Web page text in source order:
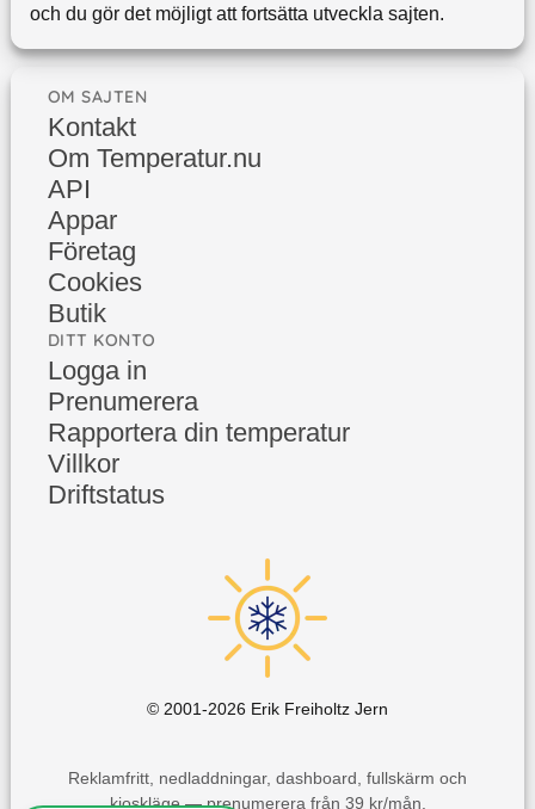
och du gör det möjligt att fortsätta utveckla sajten.
OM SAJTEN
Kontakt
Om Temperatur.nu
API
Appar
Företag
Cookies
Butik
DITT KONTO
Logga in
Prenumerera
Rapportera din temperatur
Villkor
Driftstatus
© 2001-2026 Erik Freiholtz Jern
Reklamfritt, nedladdningar, dashboard, fullskärm och
kioskläge — prenumerera från 39 kr/mån.